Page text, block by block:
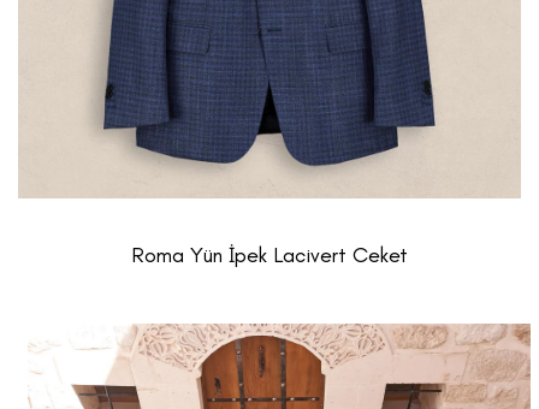
Roma Yün İpek Lacivert Ceket